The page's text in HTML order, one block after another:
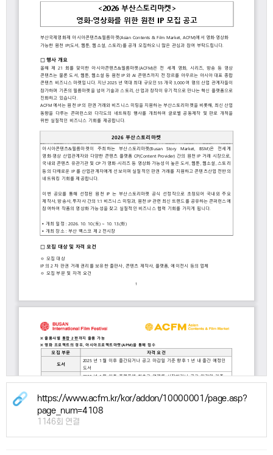
https://www.acfm.kr/kor/addon/10000001/page.asp?
page_num=4108
1146회 연결